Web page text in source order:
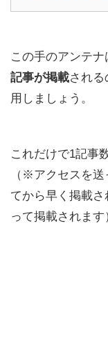
この手のアンテナ
記事が掲載され
用しましょう。
これだけで1記事
（※アクセスを
てから早く掲載
って掲載されます